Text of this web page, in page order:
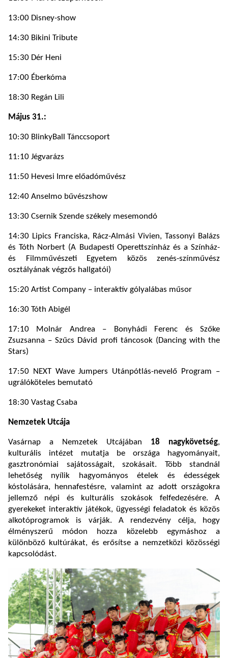
13:00 Disney-show
14:30 Bikini Tribute
15:30 Dér Heni
17:00 Éberkóma
18:30 Regán Lili
Május 31.:
10:30 BlinkyBall Tánccsoport
11:10 Jégvarázs
11:50 Hevesi Imre előadóművész
12:40 Anselmo bűvészshow
13:30 Csernik Szende székely mesemondó
14:30 Lipics Franciska, Rácz-Almási Vivien, Tassonyi Balázs
és Tóth Norbert (A Budapesti Operettszínház és a Színház-
és Filmművészeti Egyetem közös zenés-színművész
osztályának végzős hallgatói)
15:20 Artist Company – interaktív gólyalábas műsor
16:30 Tóth Abigél
17:10 Molnár Andrea – Bonyhádi Ferenc és Szőke
Zsuzsanna – Szűcs Dávid profi táncosok (Dancing with the
Stars)
17:50 NEXT Wave Jumpers Utánpótlás-nevelő Program –
ugrálóköteles bemutató
18:30 Vastag Csaba
Nemzetek Utcája
Vasárnap a Nemzetek Utcájában 18 nagykövetség,
kulturális intézet mutatja be országa hagyományait,
gasztronómiai sajátosságait, szokásait. Több standnál
lehetőség nyílik hagyományos ételek és édességek
kóstolására, hennafestésre, valamint az adott országokra
jellemző népi és kulturális szokások felfedezésére. A
gyerekeket interaktív játékok, ügyességi feladatok és közös
alkotóprogramok is várják. A rendezvény célja, hogy
élményszerű módon hozza közelebb egymáshoz a
különböző kultúrákat, és erősítse a nemzetközi közösségi
kapcsolódást.